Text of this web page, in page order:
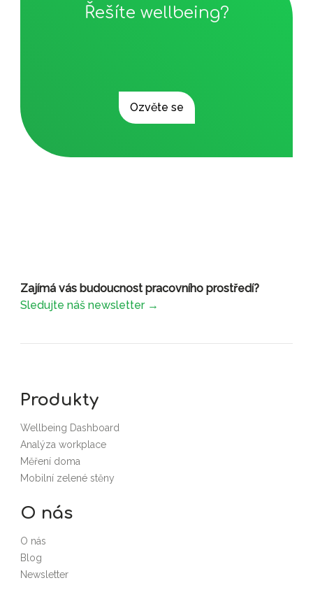
Řešíte wellbeing?
Ozvěte se
Zajímá vás budoucnost pracovního prostředí?
Sledujte náš newsletter →
Produkty
Wellbeing Dashboard
Analýza workplace
Měření doma
Mobilní zelené stěny
O nás
O nás
Blog
Newsletter